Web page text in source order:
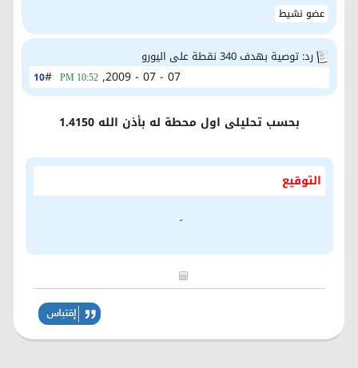
عضو نشيط
رد: توصية بهدف 340 نقطة على اليورو
10# 07 - 07 - 2009,
10:52 PM
بحسب تحليلى اول محطة له بأذن الله 1.4150
التوقيع